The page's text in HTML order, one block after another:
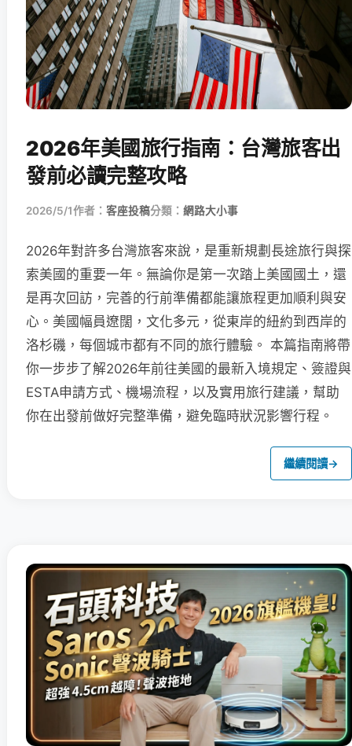
2026年美國旅行指南：台灣旅客出
發前必讀完整攻略
2026/5/1作者： 客座投稿分類： 網路大小事
2026年對許多台灣旅客來說，是重新規劃長途旅行與探
索美國的重要一年。無論你是第一次踏上美國國土，還
是再次回訪，完善的行前準備都能讓旅程更加順利與安
心。美國幅員遼闊，文化多元，從東岸的紐約到西岸的
洛杉磯，每個城市都有不同的旅行體驗。 本篇指南將帶
你一步步了解2026年前往美國的最新入境規定、簽證與
ESTA申請方式、機場流程，以及實用旅行建議，幫助
你在出發前做好完整準備，避免臨時狀況影響行程。
繼續閱讀→